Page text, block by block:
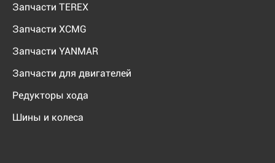
Запчасти TEREX
Запчасти XCMG
Запчасти YANMAR
Запчасти для двигателей
Редукторы хода
Шины и колеса